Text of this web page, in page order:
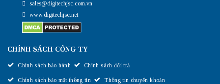
sales@digitechjsc.com.vn
www.digitechjsc.net
CHÍNH SÁCH CÔNG TY
Chính sách bảo hành Chính sách đổi trả
Chính sách bảo mật thông tin Thông tin chuyển khoản